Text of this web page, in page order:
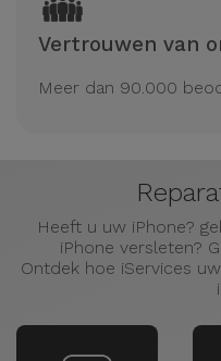
Vertrouwen van
Meer dan 90.000
Heeft u uw iPhone?
iPhone versleten?
Ontdek hoe iServices